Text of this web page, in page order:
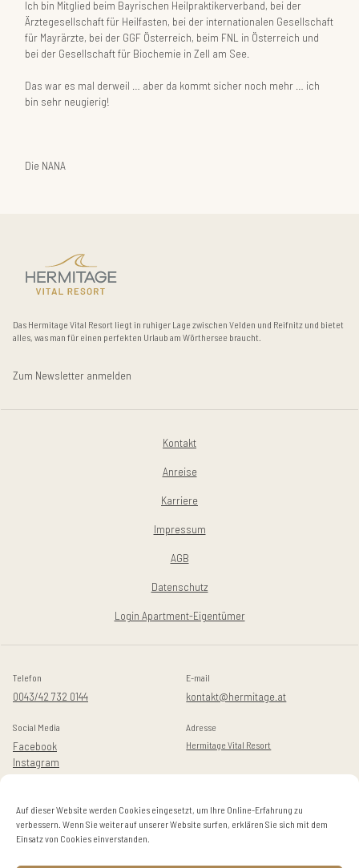
Auf dieser Website werden Cookies eingesetzt, um Ihre Online-Erfahrung zu
verbessern. Wenn Sie weiter auf unserer Website surfen, erklären Sie sich mit dem
Einsatz von Cookies einverstanden.
Ich bin Mitglied beim Bayrischen Heilpraktikerverband, bei der
Ärztegesellschaft für Heilfasten, bei der internationalen Gesellschaft
für Mayrärzte, bei der GGF Österreich, beim FNL in Österreich und
bei der Gesellschaft für Biochemie in Zell am See.
Das war es mal derweil … aber da kommt sicher noch mehr … ich
bin sehr neugierig!
Die NANA
Das Hermitage Vital Resort liegt in ruhiger Lage zwischen Velden und Reifnitz und bietet
alles, was man für einen perfekten Urlaub am Wörthersee braucht.
Zum Newsletter anmelden
Kontakt
Anreise
Karriere
Impressum
AGB
Datenschutz
Login Apartment-Eigentümer
Telefon
0043/42 732 0144
E-mail
kontakt@hermitage.at
Social Media
Facebook
Instagram
Adresse
Hermitage Vital Resort
A-9082 Maria Wörth / Dellach